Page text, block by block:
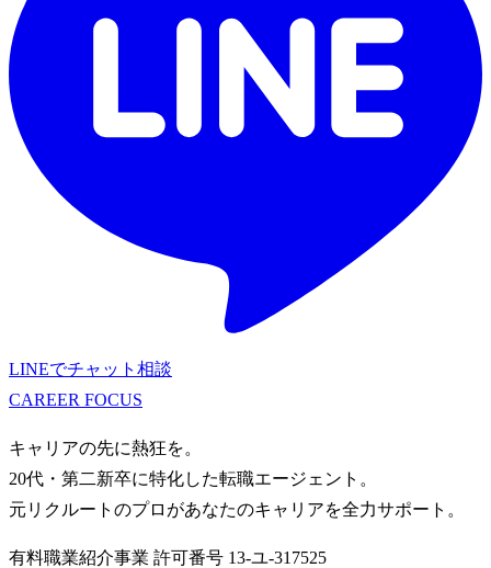
LINEでチャット相談
CAREER FOCUS
キャリアの先に熱狂を。
20代・第二新卒に特化した転職エージェント。
元リクルートのプロがあなたのキャリアを全力サポート。
有料職業紹介事業 許可番号 13-ユ-317525